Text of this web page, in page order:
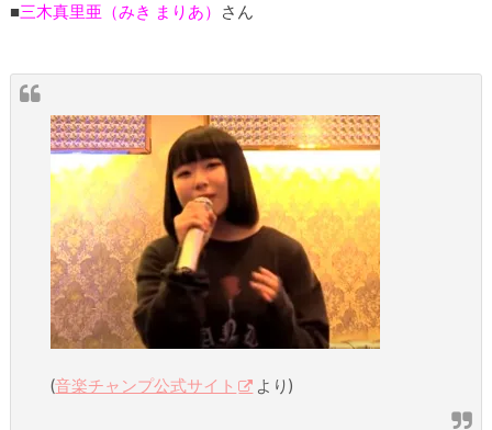
■三木真里亜（みき まりあ） さん
(音楽チャンプ公式サイト より)